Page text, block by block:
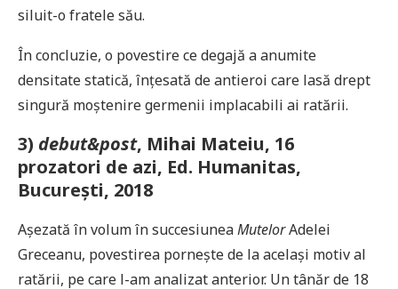
siluit-o fratele său.
În concluzie, o povestire ce degajă a anumite
densitate statică, înțesată de antieroi care lasă drept
singură moștenire germenii implacabili ai ratării.
3) debut&post, Mihai Mateiu, 16
prozatori de azi, Ed. Humanitas,
București, 2018
Așezată în volum în succesiuneaMutelorAdelei
Greceanu, povestirea pornește de la același motiv al
ratării, pe care l-am analizat anterior. Un tânăr de 18